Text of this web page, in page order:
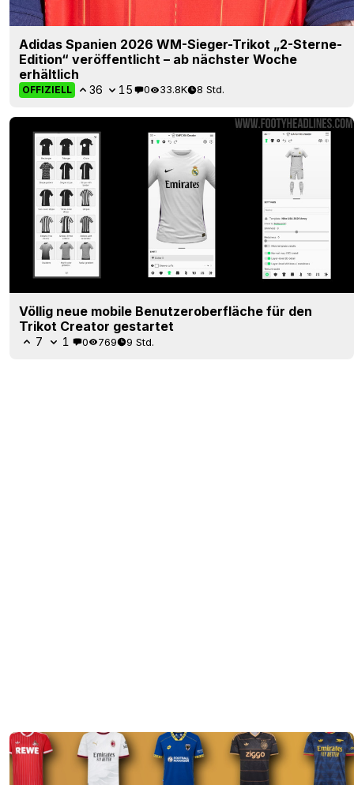
Adidas Spanien 2026 WM-Sieger-Trikot „2-Sterne-
Edition“ veröffentlicht – ab nächster Woche
erhältlich
OFFIZIELL 36 15 0 33.8K 8 Std.
Völlig neue mobile Benutzeroberfläche für den
Trikot Creator gestartet
7 1 0 769 9 Std.